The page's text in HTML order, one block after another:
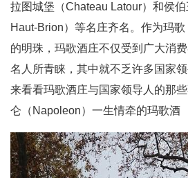
拉图城堡（Chateau Latour）和侯
Haut-Brion）等名庄齐名。作为玛
的明珠，玛歌酒庄不仅受到广大消
名人所青睐，其中就不乏许多国家
来看看玛歌酒庄与国家领导人的
仑（Napoleon）一生情牵的玛歌酒